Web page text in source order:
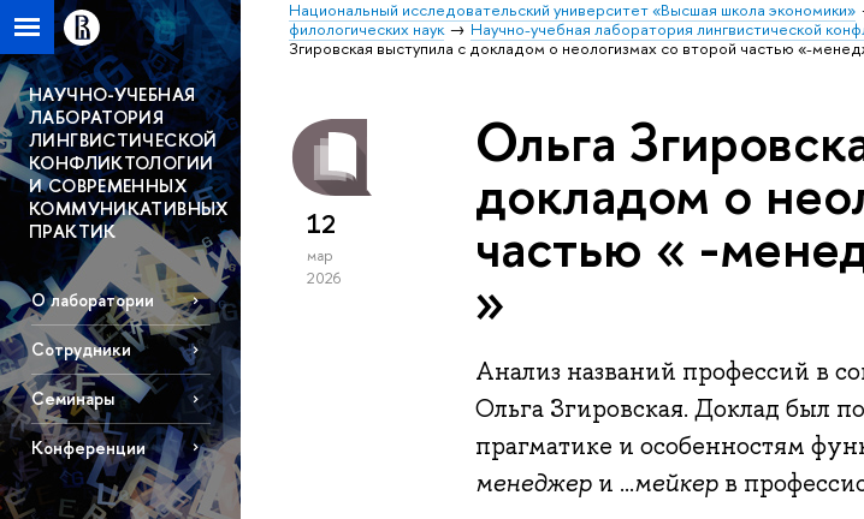
Национальный исследовательский университет «Высшая школа экономики»
филологических наук
Научно-учебная лаборатория лингвистической
Згировская выступила с докладом о неологизмах со второй частью «-
НАУЧНО-УЧЕБНАЯ
ЛАБОРАТОРИЯ
ЛИНГВИСТИЧЕСКОЙ
КОНФЛИКТОЛОГИИ
И СОВРЕМЕННЫХ
КОММУНИКАТИВНЫХ
ПРАКТИК
О лаборатории
Сотрудники
Семинары
Конференции
12
мар
2026
Ольга
докладом о
частью « -
»
Анализ названий профессий в
Ольга Згировская. Доклад был
прагматике и особенностям
менеджер и ...мейкер в